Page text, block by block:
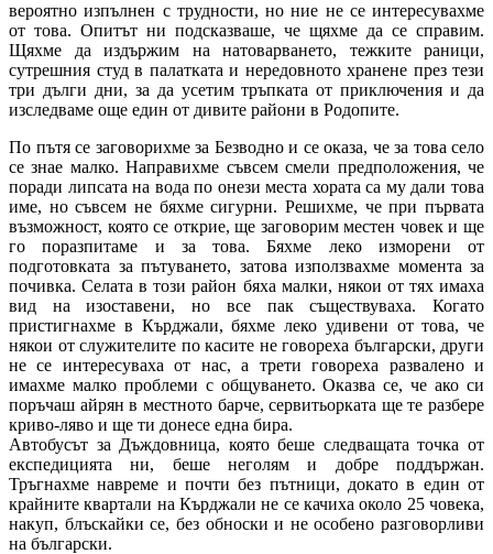
вероятно изпълнен с трудности, но ние не се интересувахме
от това. Опитът ни подсказваше, че щяхме да се справим.
Щяхме да издържим на натоварването, тежките раници,
сутрешния студ в палатката и нередовното хранене през тези
три дълги дни, за да усетим тръпката от приключения и да
изследваме още един от дивите райони в Родопите.
По пътя се заговорихме за Безводно и се оказа, че за това село
се знае малко. Направихме съвсем смели предположения, че
поради липсата на вода по онези места хората са му дали това
име, но съвсем не бяхме сигурни. Решихме, че при първата
възможност, която се открие, ще заговорим местен човек и ще
го поразпитаме и за това. Бяхме леко изморени от
подготовката за пътуването, затова използвахме момента за
почивка. Селата в този район бяха малки, някои от тях имаха
вид на изоставени, но все пак съществуваха. Когато
пристигнахме в Кърджали, бяхме леко удивени от това, че
някои от служителите по касите не говореха български, други
не се интересуваха от нас, а трети говореха развалено и
имахме малко проблеми с общуването. Оказва се, че ако си
поръчаш айрян в местното барче, сервитьорката ще те разбере
криво-ляво и ще ти донесе една бира.
Автобусът за Дъждовница, която беше следващата точка от
експедицията ни, беше неголям и добре поддържан.
Тръгнахме навреме и почти без пътници, докато в един от
крайните квартали на Кърджали не се качиха около 25 човека,
накуп, блъскайки се, без обноски и не особено разговорливи
на български.